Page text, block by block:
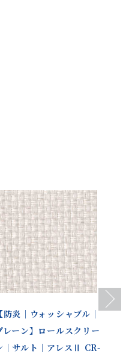
タルカタログをご確認くださ
。
って色味や印象が異なる場合
【防炎｜ウォッシャブル｜
レーン】ロールスクリー
｜サルト｜アレスⅡ CR-
Next